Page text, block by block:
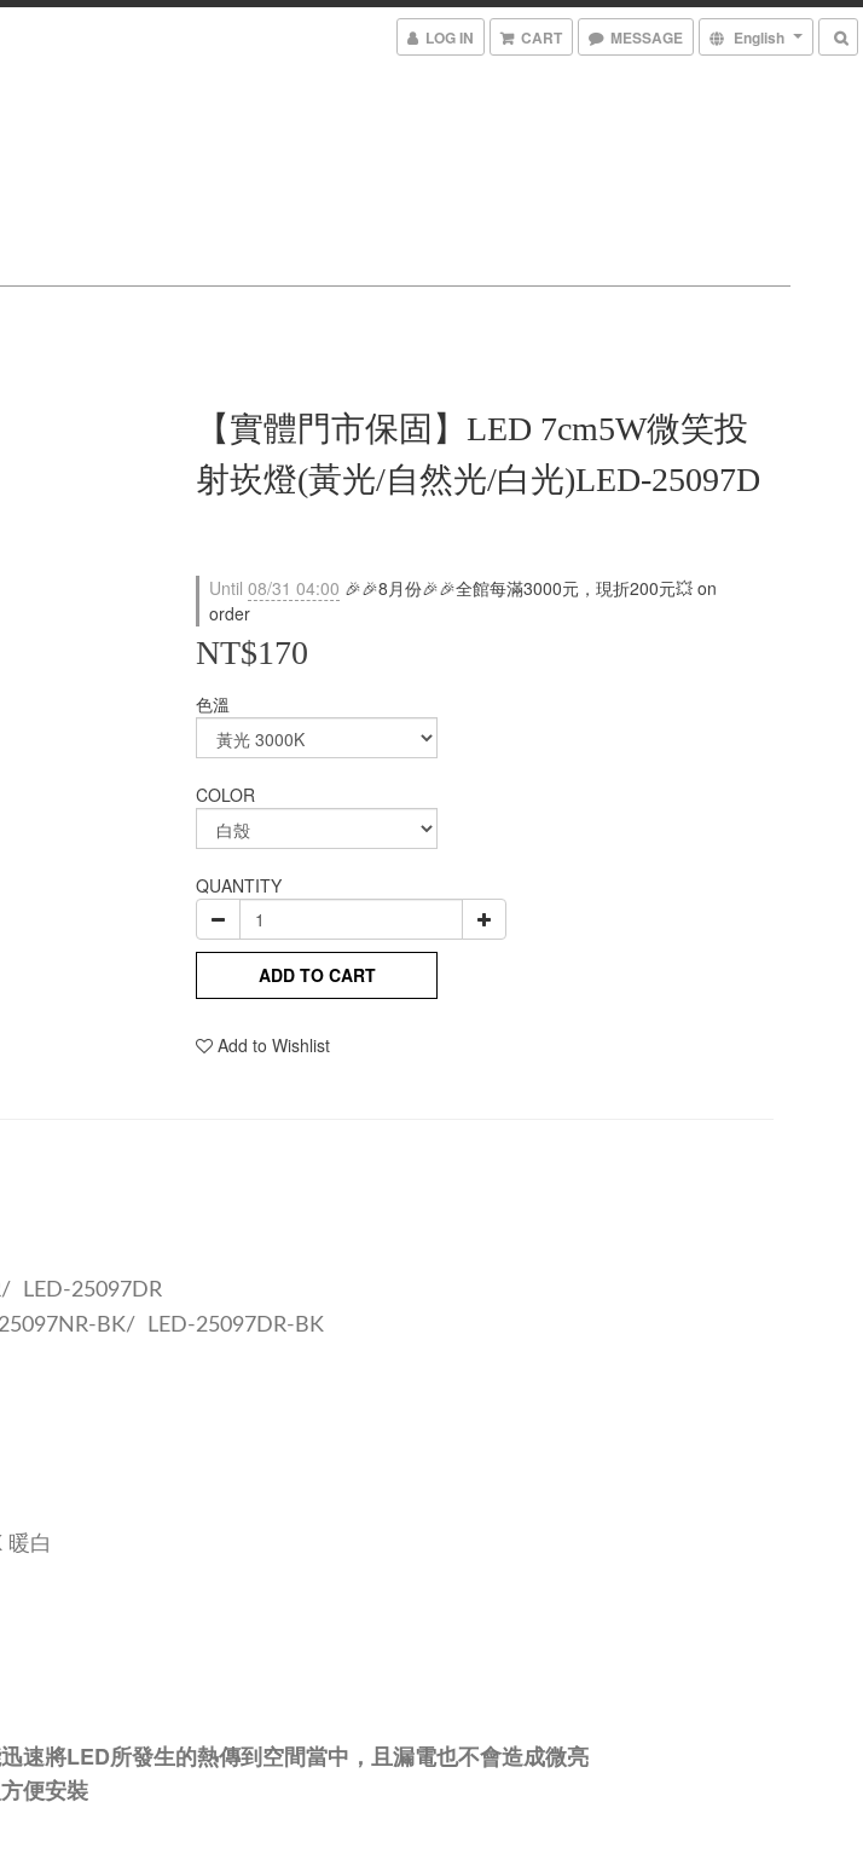
LOG IN CART MESSAGE English
【實體門市保固】LED 7cm5W微笑投
射崁燈(黃光/自然光/白光)LED-25097D
Until 08/31 04:00 🎉🎉8月份🎉🎉全館每滿3000元，現折200元💥 on
order
NT$170
色溫
COLOR
QUANTITY
ADD TO CART
Add to Wishlist
LED-25097DR
BK/ LED-25097DR-BK
暖白
速將LED所發生的熱傳到空間當中，且漏電也不會造成微亮
便安裝